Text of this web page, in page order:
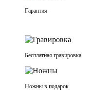
Гарантия
Бесплатная гравировка
Ножны в подарок